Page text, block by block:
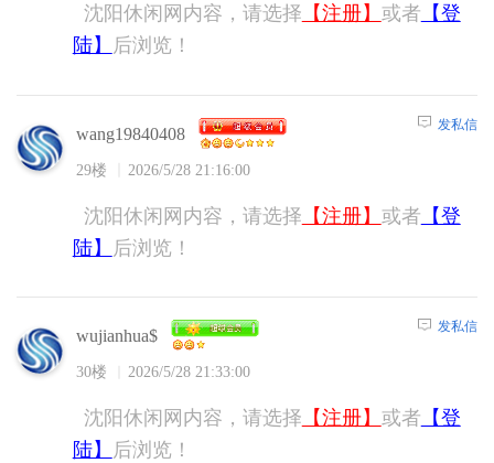
沈阳休闲网内容，请选择 【注册】 或者 【登
陆】
后浏览！
wang19840408
29楼 2026/5/28 21:16:00
发私信
沈阳休闲网内容，请选择 【注册】 或者 【登
陆】
后浏览！
wujianhua$
30楼 2026/5/28 21:33:00
发私信
沈阳休闲网内容，请选择 【注册】 或者 【登
陆】
后浏览！